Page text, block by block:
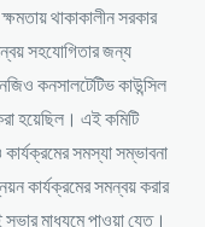
থাকাকালীন সরকার
সহযোগিতার জন্য
কনসালটেটিভ কাউন্সিল
হয়েছিল। এই কমিটি
সমস্যা সম্ভাবনা
কার্যক্রমের সমন্বয় করার
মাধ্যমে পাওয়া যেত।